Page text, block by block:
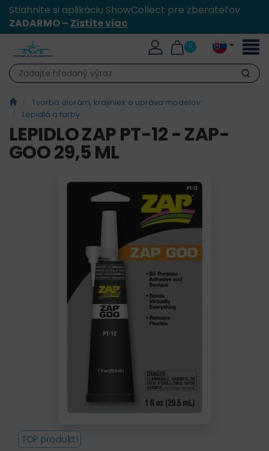
Stiahnite si aplikáciu ShowCollect pre zberateľov
ZADARMO – Zistite viac
0
Hľadať
Tvorba diorám, krajiniek a upráva modelov
Lepidlá a farby
LEPIDLO ZAP PT-12 - ZAP-
GOO 29,5 ML
TOP produkt!